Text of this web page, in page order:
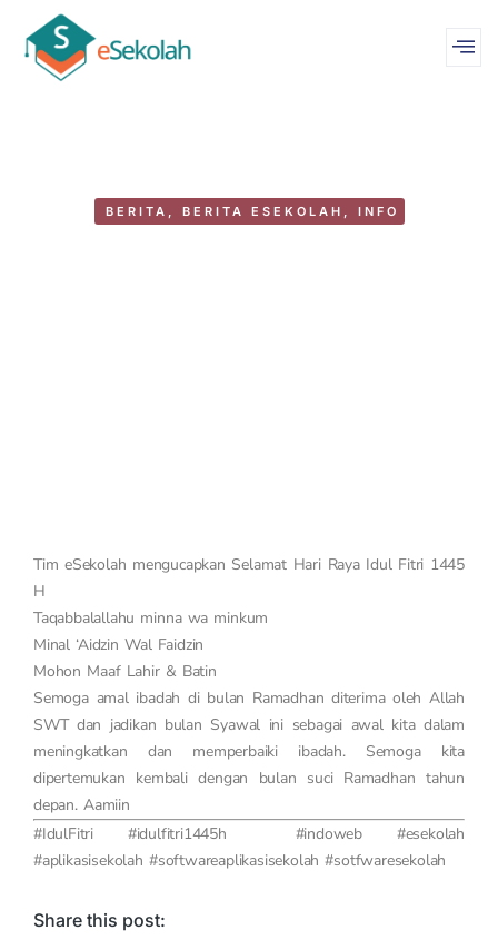
BERITA , BERITA ESEKOLAH , INFO
Tim eSekolah mengucapkan Selamat Hari Raya Idul Fitri 1445
H
Taqabbalallahu minna wa minkum
Minal ‘Aidzin Wal Faidzin
Mohon Maaf Lahir & Batin
Semoga amal ibadah di bulan Ramadhan diterima oleh Allah
SWT dan jadikan bulan Syawal ini sebagai awal kita dalam
meningkatkan dan memperbaiki ibadah. Semoga kita
dipertemukan kembali dengan bulan suci Ramadhan tahun
depan. Aamiin
#IdulFitri #idulfitri1445h #indoweb #esekolah
#aplikasisekolah #softwareaplikasisekolah #sotfwaresekolah
Share this post: